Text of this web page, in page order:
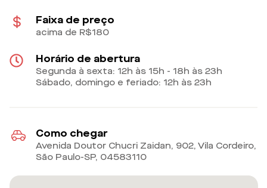
Faixa de preço
acima de R$180
Horário de abertura
Segunda à sexta: 12h às 15h - 18h às 23h
Sábado, domingo e feriado: 12h às 23h
Como chegar
Avenida Doutor Chucri Zaidan, 902, Vila Cordeiro,
São Paulo-SP, 04583110